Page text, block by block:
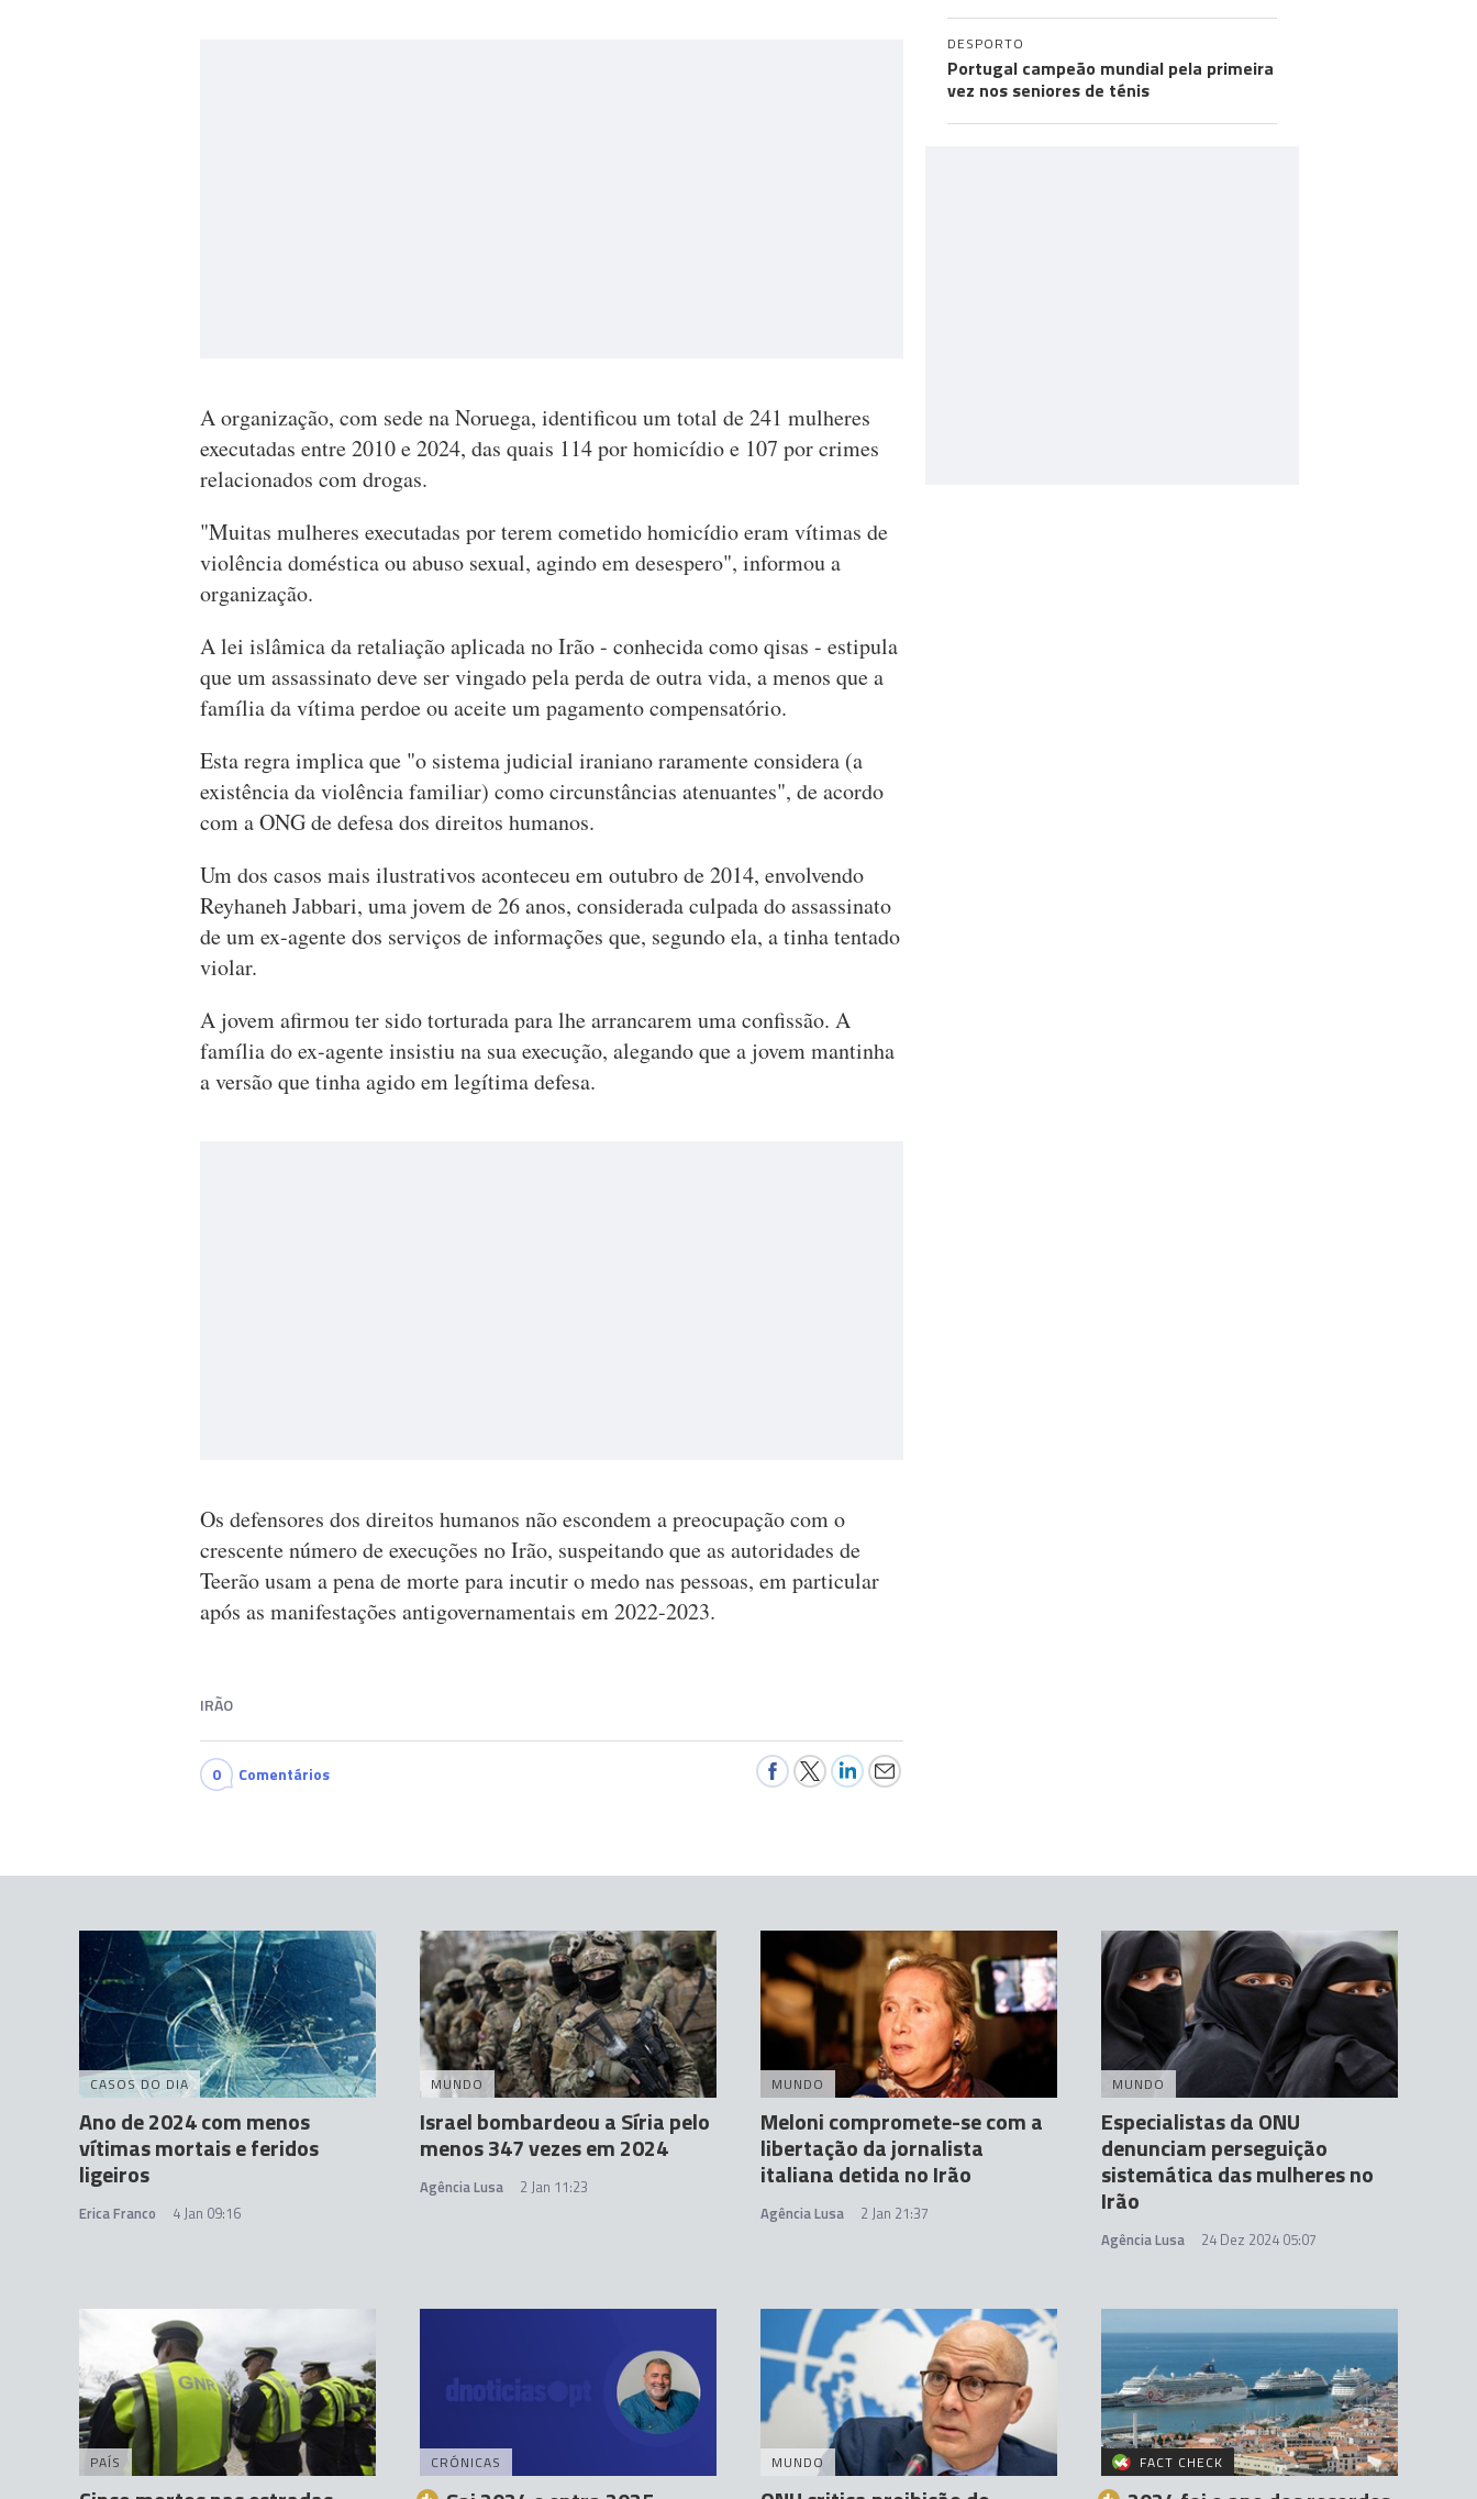
A organização, com sede na Noruega, identificou um total de 241 mulheres
executadas entre 2010 e 2024, das quais 114 por homicídio e 107 por crimes
relacionados com drogas.
"Muitas mulheres executadas por terem cometido homicídio eram vítimas de
violência doméstica ou abuso sexual, agindo em desespero", informou a
organização.
A lei islâmica da retaliação aplicada no Irão - conhecida como qisas - estipula
que um assassinato deve ser vingado pela perda de outra vida, a menos que a
família da vítima perdoe ou aceite um pagamento compensatório.
Esta regra implica que "o sistema judicial iraniano raramente considera (a
existência da violência familiar) como circunstâncias atenuantes", de acordo
com a ONG de defesa dos direitos humanos.
Um dos casos mais ilustrativos aconteceu em outubro de 2014, envolvendo
Reyhaneh Jabbari, uma jovem de 26 anos, considerada culpada do assassinato
de um ex-agente dos serviços de informações que, segundo ela, a tinha tentado
violar.
A jovem afirmou ter sido torturada para lhe arrancarem uma confissão. A
família do ex-agente insistiu na sua execução, alegando que a jovem mantinha
a versão que tinha agido em legítima defesa.
Os defensores dos direitos humanos não escondem a preocupação com o
crescente número de execuções no Irão, suspeitando que as autoridades de
Teerão usam a pena de morte para incutir o medo nas pessoas, em particular
após as manifestações antigovernamentais em 2022-2023.
IRÃO
0 Comentários
DESPORTO
Portugal campeão mundial pela primeira
vez nos seniores de ténis
CASOS DO DIA
Ano de 2024 com menos
vítimas mortais e feridos
ligeiros
Erica Franco 4 Jan 09:16
MUNDO
Israel bombardeou a Síria pelo
menos 347 vezes em 2024
Agência Lusa 2 Jan 11:23
MUNDO
Meloni compromete-se com a
libertação da jornalista
italiana detida no Irão
Agência Lusa 2 Jan 21:37
MUNDO
Especialistas da ONU
denunciam perseguição
sistemática das mulheres no
Irão
Agência Lusa 24 Dez 2024 05:07
PAÍS CRÓNICAS MUNDO FACT CHECK